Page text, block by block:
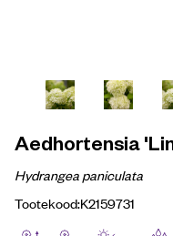
Aedhortensia
Hydrangea paniculata
Tootekood:K2159731